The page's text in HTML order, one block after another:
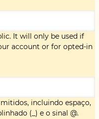
It will only be used if
account or for opted-in
incluindo espaço,
(_) e o sinal @.